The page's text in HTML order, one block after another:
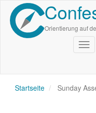
Direkt
zum
Inhalt
Orientierung auf
Startseite Sunday